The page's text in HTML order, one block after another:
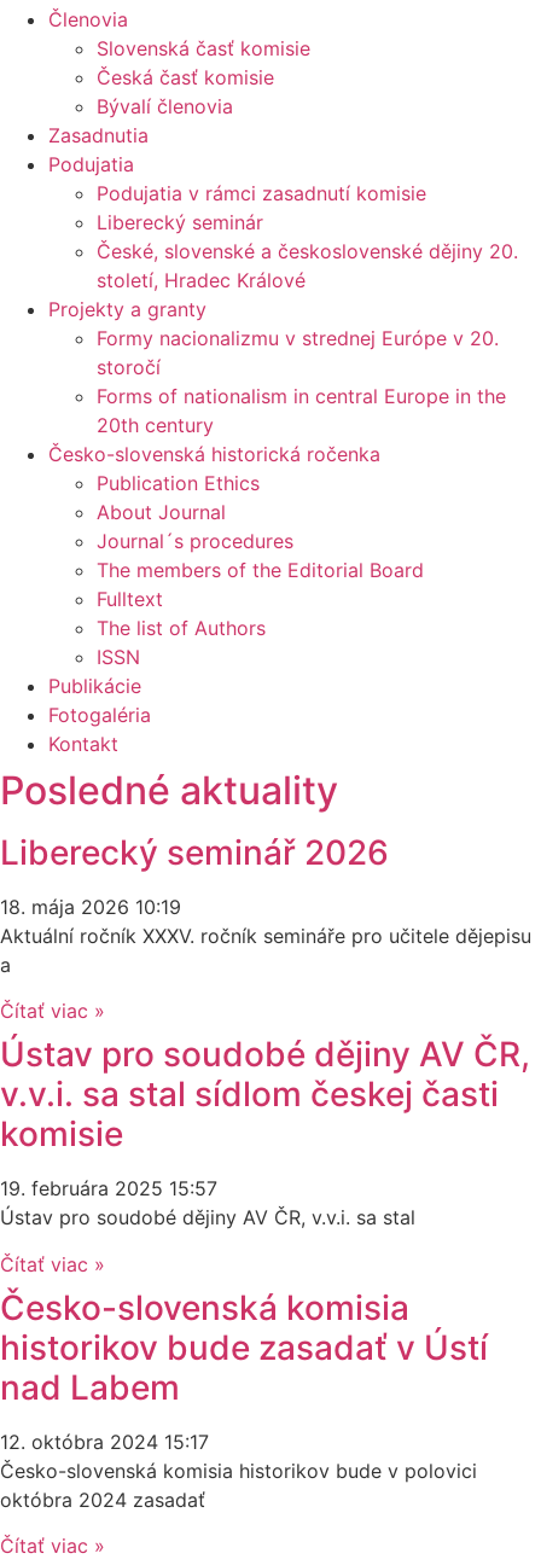
Členovia
Slovenská časť komisie
Česká časť komisie
Bývalí členovia
Zasadnutia
Podujatia
Podujatia v rámci zasadnutí komisie
Liberecký seminár
České, slovenské a československé dějiny 20.
století, Hradec Králové
Projekty a granty
Formy nacionalizmu v strednej Európe v 20.
storočí
Forms of nationalism in central Europe in the
20th century
Česko-slovenská historická ročenka
Publication Ethics
About Journal
Journal´s procedures
The members of the Editorial Board
Fulltext
The list of Authors
ISSN
Publikácie
Fotogaléria
Kontakt
Posledné aktuality
Liberecký seminář 2026
18. mája 2026 10:19
Aktuální ročník XXXV. ročník semináře pro učitele dějepisu
a
Čítať viac »
Ústav pro soudobé dějiny AV ČR,
v.v.i. sa stal sídlom českej časti
komisie
19. februára 2025 15:57
Ústav pro soudobé dějiny AV ČR, v.v.i. sa stal
Čítať viac »
Česko-slovenská komisia
historikov bude zasadať v Ústí
nad Labem
12. októbra 2024 15:17
Česko-slovenská komisia historikov bude v polovici
októbra 2024 zasadať
Čítať viac »